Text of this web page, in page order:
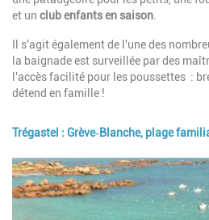
et un club enfants en saison.
Il s'agit également de l'une des
la baignade est surveillée par des
l'accès facilité pour les poussettes :
détend en famille !
Trégastel : Grève‑Blanche, plage
Image